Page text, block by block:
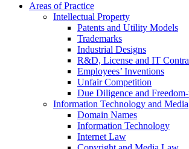
Areas of Practice
Intellectual Property
Patents and Utility Models
Trademarks
Industrial Designs
R&D, License and IT
Employees’ Inventions
Unfair Competition
Due Diligence and
Information Technology and Media
Domain Names
Information Technology
Internet Law